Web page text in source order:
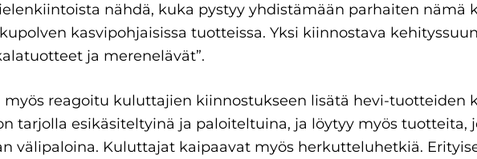
nähdä, kuka pystyy yhdistämään parhaiten nämä
kasvipohjaisissa tuotteissa. Yksi kiinnostava
ja merenelävät”.
myös reagoitu kuluttajien kiinnostukseen lisätä hevi-tuotteiden
tarjolla esikäsiteltyinä ja paloiteltuina, ja löytyy myös tuotteita,
välipaloina. Kuluttajat kaipaavat myös herkutteluhetkiä.